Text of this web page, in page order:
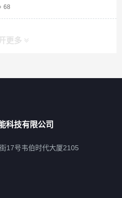
68
更多
科技有限公司
17号韦伯时代大厦2105